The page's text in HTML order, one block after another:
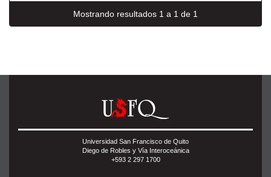
Mostrando resultados 1 a 1 de 1
Universidad San Francisco de Quito
Diego de Robles y Vía Interoceánica
+593 2 297 1700